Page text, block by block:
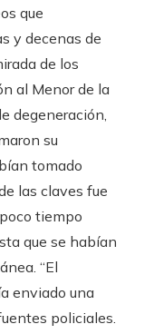
que
y decenas de
de los
al Menor de la
degeneración,
su
tomado
las claves fue
tiempo
que se habían
“El
enviado una
policiales.